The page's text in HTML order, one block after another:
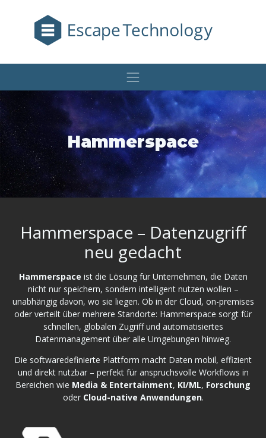
Hammerspace
Hammerspace – Datenzugriff
neu gedacht
Hammerspace ist die Lösung für Unternehmen, die Daten
nicht nur speichern, sondern intelligent nutzen wollen –
unabhängig davon, wo sie liegen. Ob in der Cloud, on-premises
oder verteilt über mehrere Standorte: Hammerspace sorgt für
schnellen, globalen Zugriff und automatisiertes
Datenmanagement über alle Umgebungen hinweg.
Die softwaredefinierte Plattform macht Daten mobil, effizient
und direkt nutzbar – perfekt für anspruchsvolle Workflows in
Bereichen wie Media & Entertainment, KI/ML, Forschung
oder Cloud-native Anwendungen.